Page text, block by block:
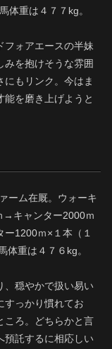
体重は４７７kg。
ォアエースの半妹
みを抱けそうな雰囲
もリンク。今はま
を磨き上げようと
ーム在厩。ウォーキ
→キャンター2000ｍ
1200ｍ×１本（１
体重は４７６kg。
穏やかで扱い易い
すっかり慣れてお
ころ。どちらかと言
預託するに相応しい